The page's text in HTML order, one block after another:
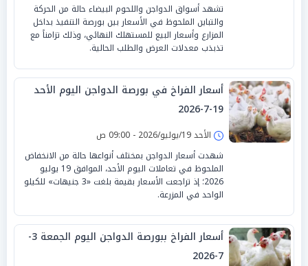
تشهد أسواق الدواجن واللحوم البيضاء حالة من الحركة
والتباين الملحوظ في الأسعار بين بورصة التنفيذ بداخل
المزارع وأسعار البيع للمستهلك النهائي، وذلك تزامناً مع
تذبذب معدلات العرض والطلب الحالية.
أسعار الفراخ في بورصة الدواجن اليوم الأحد
19-7-2026
الأحد 19/يوليو/2026 - 09:00 ص
شهدت أسعار الدواجن بمختلف أنواعها حالة من الانخفاض
الملحوظ في تعاملات اليوم الأحد، الموافق 19 يوليو
2026؛ إذ تراجعت الأسعار بقيمة بلغت «3 جنيهات» للكيلو
الواحد في المزرعة.
أسعار الفراخ ببورصة الدواجن اليوم الجمعة 3-
7-2026